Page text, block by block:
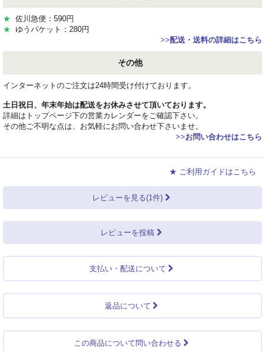
★ 佐川急便：590円
★ ゆうパケット：280円
>>配送・送料の詳細はこちら
その他
インターネットのご注文は24時間受け付けております。
土日祝日、年末年始は配送をお休みさせて頂いております。
詳細はトップページ下の営業カレンダーをご確認下さい。
その他ご不明な点は、お気軽にお問い合わせ下さいませ。
>>お問い合わせはこちら
★ ご利用ガイドはこちら
レビューを見る(1件)
レビューを投稿
支払い・配送について
返品について
この商品について問い合わせる